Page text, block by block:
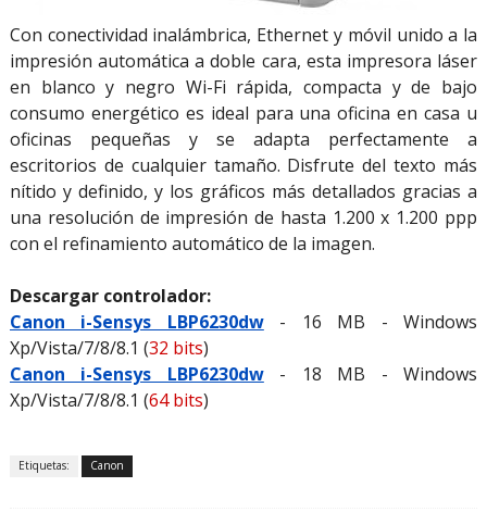
Con conectividad inalámbrica, Ethernet y móvil unido a la
impresión automática a doble cara, esta impresora láser
en blanco y negro Wi-Fi rápida, compacta y de bajo
consumo energético es ideal para una oficina en casa u
oficinas pequeñas y se adapta perfectamente a
escritorios de cualquier tamaño. Disfrute del texto más
nítido y definido, y los gráficos más detallados gracias a
una resolución de impresión de hasta 1.200 x 1.200 ppp
con el refinamiento automático de la imagen.
Descargar controlador:
Canon i-Sensys LBP6230dw- 16 MB - Windows
Xp/Vista/7/8/8.1 (32 bits)
Canon i-Sensys LBP6230dw- 18 MB - Windows
Xp/Vista/7/8/8.1 (64 bits)
Etiquetas: Canon